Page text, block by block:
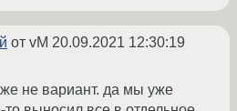
от vM 20.09.2021 12:30:19
не вариант. да мы уже